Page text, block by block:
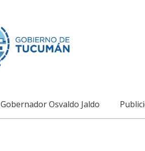
Gobernador Osvaldo Jaldo